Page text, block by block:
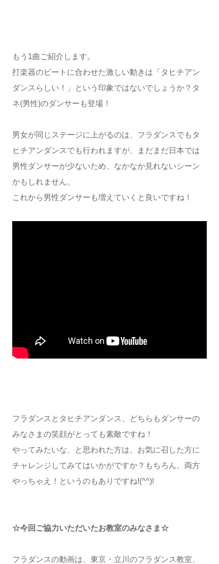
もう1曲ご紹介します。
打楽器のビートに合わせた激しい動きは「タヒチアン
ダンスらしい！」という印象ではないでしょうか？タ
ネ(男性)のダンサーも登場！
男女が同じステージに上がるのは、フラダンスでもタ
ヒチアンダンスでも行われますが、まだまだ日本では
男性ダンサーが少ないため、なかなか見れないシーン
かもしれません。
これから男性ダンサーも増えていくと良いですね！
フラダンスとタヒチアンダンス、どちらもダンサーの
みなさまの笑顔がとっても素敵ですね！
やってみたいな、と思われた方は、お気に召した方に
チャレンジしてみてはいかがですか？もちろん、両方
やっちゃえ！というのもありですね!(^^)!
☆今回ご協力いただいたお教室のみなさま☆
フラダンスの動画は、東京・立川のフラダンス教室、